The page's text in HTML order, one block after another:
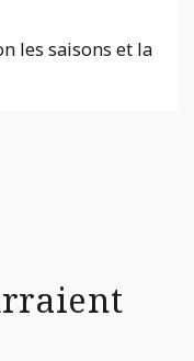
les saisons et la